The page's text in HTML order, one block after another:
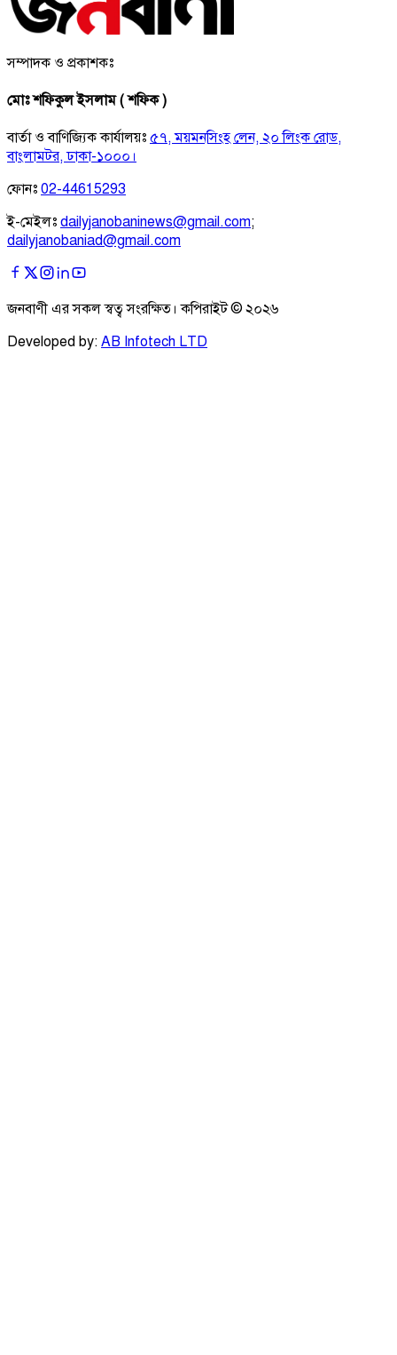
সম্পাদক ও প্রকাশকঃ
মোঃ শফিকুল ইসলাম ( শফিক )
বার্তা ও বাণিজ্যিক কার্যালয়ঃ ৫৭, ময়মনসিংহ লেন, ২০ লিংক রোড,
বাংলামটর, ঢাকা-১০০০।
ফোনঃ 02-44615293
ই-মেইলঃ dailyjanobaninews@gmail.com;
dailyjanobaniad@gmail.com
জনবাণী এর সকল স্বত্ব সংরক্ষিত। কপিরাইট © ২০২৬
Developed by: AB Infotech LTD